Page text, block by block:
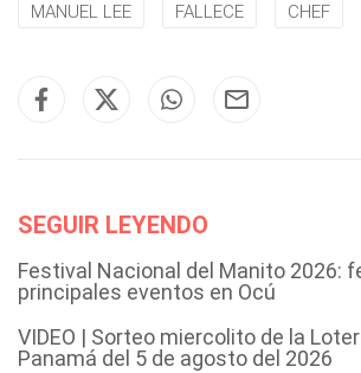
MANUEL LEE FALLECE CHEF
SEGUIR LEYENDO
Festival Nacional del Manito 2026:
principales eventos en Ocú
VIDEO | Sorteo miercolito de la
Panamá del 5 de agosto del 2026